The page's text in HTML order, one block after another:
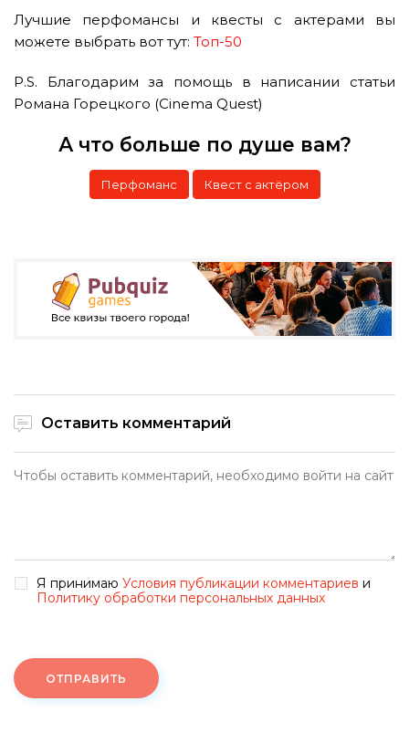
Лучшие перфомансы и квесты с актерами вы
можете выбрать вот тут: Топ-50
P.S. Благодарим за помощь в написании статьи
Романа Горецкого (Cinema Quest)
А что больше по душе вам?
Перфоманс Квест с актёром
Оставить комментарий
Я принимаю Условия публикации комментариев и
Политику обработки персональных данных
ОТПРАВИТЬ